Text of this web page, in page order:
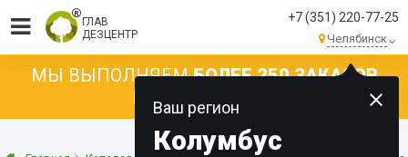
ГЛАВ
ДЕЗЦЕНТР
+7 (351) 220-77-25
Челябинск
Ваш регион
Колумбус
МЫ ВЫПОЛНЯЕМБОЛЕЕ 250 ЗАКАЗОВ
КАЖДЫЙ ДЕНЬ!